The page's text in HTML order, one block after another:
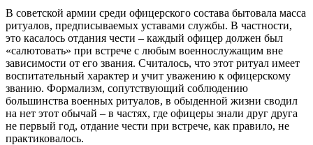
В советской армии среди офицерского состава бытовала масса
ритуалов, предписываемых уставами службы. В частности,
это касалось отдания чести – каждый офицер должен был
«салютовать» при встрече с любым военнослужащим вне
зависимости от его звания. Считалось, что этот ритуал имеет
воспитательный характер и учит уважению к офицерскому
званию. Формализм, сопутствующий соблюдению
большинства военных ритуалов, в обыденной жизни сводил
на нет этот обычай – в частях, где офицеры знали друг друга
не первый год, отдание чести при встрече, как правило, не
практиковалось.